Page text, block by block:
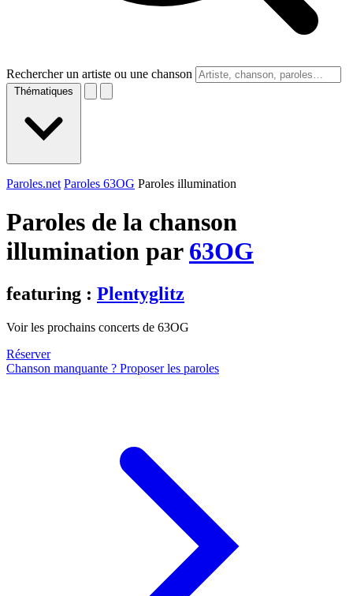
Rechercher un artiste ou une chanson
Thématiques
Paroles.net Paroles 63OG Paroles illumination
Paroles de la chanson
illumination par 63OG
featuring : Plentyglitz
Voir les prochains concerts de 63OG
Réserver
Chanson manquante ? Proposer les paroles